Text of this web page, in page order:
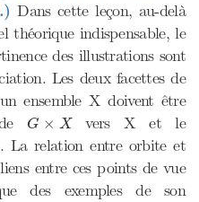
Dans cette leçon, au-delà
théorique indispensable, le
des illustrations sont
Les deux facettes de
ensemble X doivent être
G × X
G×X vers X et le
. La relation entre orbite et
entre ces points de vue
des exemples de son